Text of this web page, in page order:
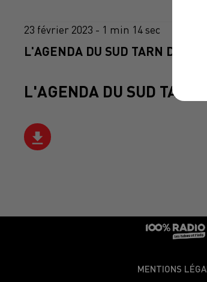
23 février 2023 - 1 min 14 sec
L'AGENDA DU SUD TARN DU 23/
L'AGENDA DU SUD TARN
MENTIONS